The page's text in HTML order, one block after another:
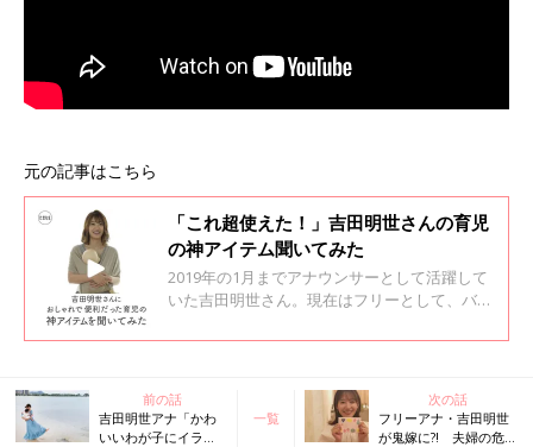
元の記事はこちら
「これ超使えた！」吉田明世さんの育児
の神アイテム聞いてみた
2019年の1月までアナウンサーとして活躍して
いた吉田明世さん。現在はフリーとして、バラ
になる娘さんを持つママである吉田さんに、育
前の話
吉田明世アナ「かわ
いいわが子にイライ
一覧
次の話
フリーアナ・吉田明世
が鬼嫁に?! 夫婦の危